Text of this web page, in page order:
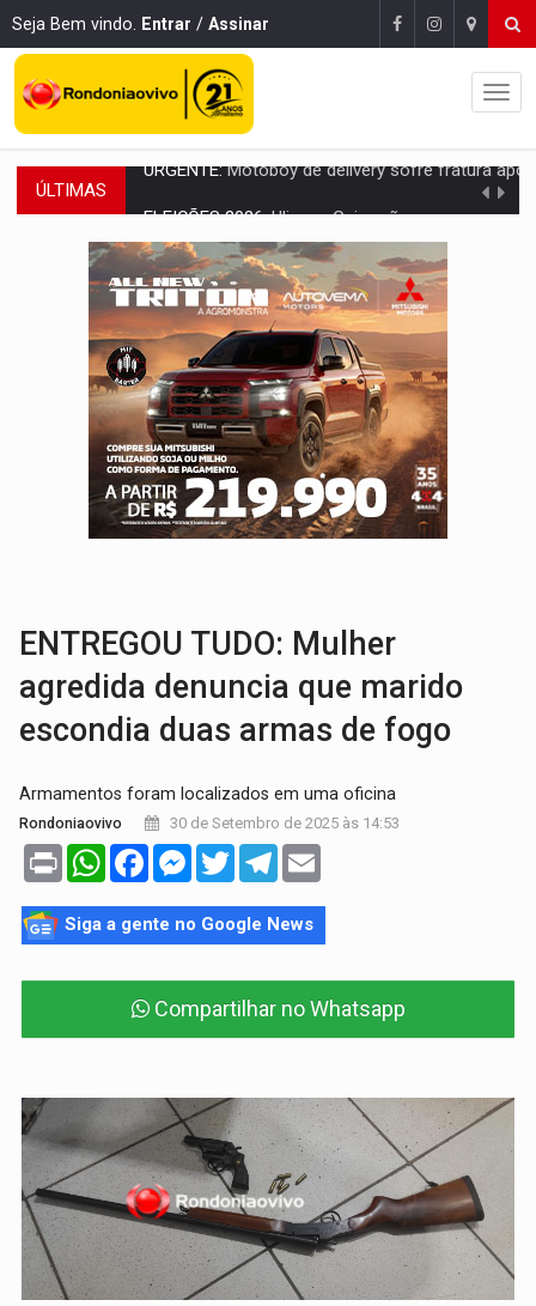
Seja Bem vindo. Entrar / Assinar
ÚLTIMAS Ulisses Guimarães e as nuvens no céu de Rondônia –
DECISÃO REVISADA:Nunes Marques reduz pena de Acir Gurgacz e declara
CONEXÃO RONDONIAOVIVO: Museólogo Antônio Ocampo lança livro
ELEIÇÕES 2026:Patrimônio de candidata a deputada federal do PL salta R$ 1
VÍDEO:Quadrilha é flagrada com cerca de 200 porções
BAIRRO TEIXEIRÃO:MPF cobra regularização fundiária da
SUCESSO NA ABERTURA:2ª Feira Rondônia Empreendedora segue no Espaço
REESTRUTURAÇÃO:Secretário da Seinfra de Porto Velho pede
ENTREGOU TUDO: Mulher
agredida denuncia que marido
escondia duas armas de fogo
Armamentos foram localizados em uma oficina
Rondoniaovivo 30 de Setembro de 2025 às 14:53
Print WhatsAppFacebookMessenger
TwitterTelegram
Siga a gente no Google News
Compartilhar no Whatsapp